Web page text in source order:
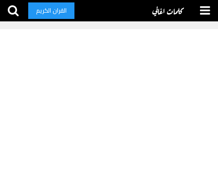
كلمات اغاني القران الكريم